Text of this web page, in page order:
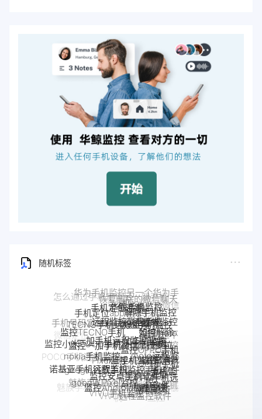
随机标签
手机号码定位追踪
手机定位app
手机定位追踪
华鲸手机监控
解除手机监控
监听
手机被监控
如何解除
手机是不
是被监控
了
手机被别人
监控了怎么
解除
小米POCO远程控制
POCO手机远程监控
监控小米POCO手机
监控TECNO手机
TECNO手机远程监控
远程监控联想手机
联想手机监控
监控moto
手机
摩托罗拉
moto远程监
控
监控真我
手机软件
真我手机远程
监控别人手机
realme手机
监控
怎么远程监控中兴
中兴myos手机监控
魅族手机怎么远程监控另一台手
机
魅族手机监控
诺基亚手机远程监控
nokia手机监控
监控一加手机微信
一加手机远程监控软件
一加手机监控
监控OPPO手机
软件
OPPO手机
定位
OPPO手机远
程监控
手机窃听
VIVO远程监控软件
VIVO手机监控
google Pixel监控
google谷歌手机监控
Pixel监控APP
Pixel手机监控软件
google手机监
控
Android软件
监控Android微信聊天
监控安卓手机软件